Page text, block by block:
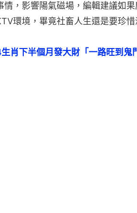
情，影響陽氣磁場，編輯建議如
環境，畢竟社畜人生還是要珍惜
肖下半個月發大財「一路旺到鬼